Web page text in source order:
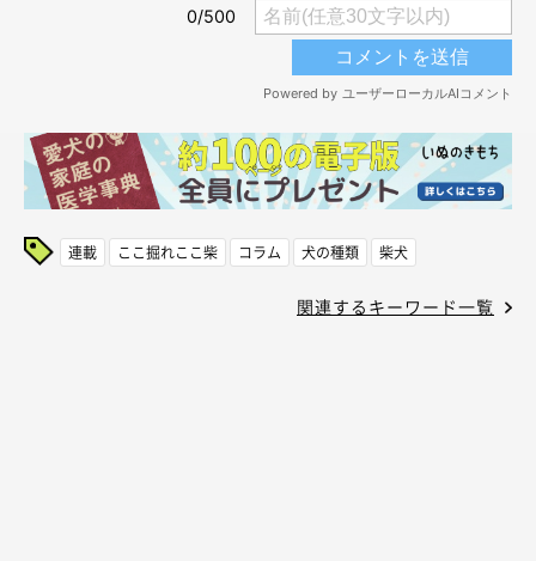
連載 ここ掘れここ柴 コラム 犬の種類 柴犬
関連するキーワード一覧